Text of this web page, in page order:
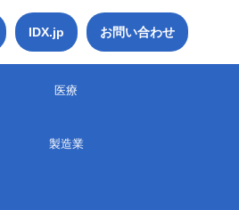
IDX.jp お問い合わせ
医療
製造業